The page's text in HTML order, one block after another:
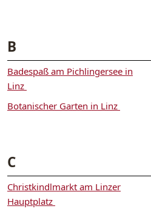
B
Badespaß am Pichlingersee in
Linz
Botanischer Garten in Linz
C
Christkindlmarkt am Linzer
Hauptplatz